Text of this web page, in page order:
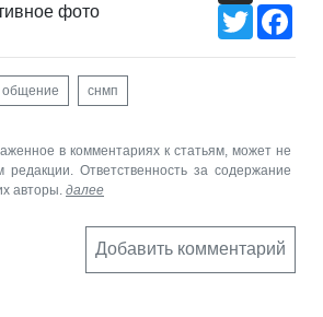
фото
Twitter
общение снмп
в комментариях к статьям, может не
редакции. Ответственность за содержание
авторы. далее
Добавить комментарий